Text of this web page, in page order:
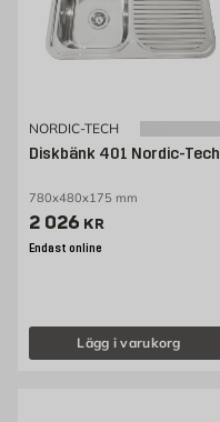
NORDIC-TECH
Diskbänk 401 Nordic-Tech
780x480x175 mm
Pris 2026 kr
2 026 KR
Endast online
Lägg i varukorg